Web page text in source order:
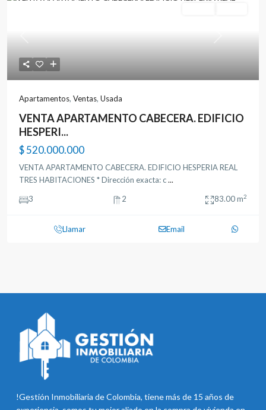
Previous Next
Apartamentos, Ventas, Usada
VENTA APARTAMENTO CABECERA. EDIFICIO
HESPERI...
$ 520.000.000
VENTA APARTAMENTO CABECERA. EDIFICIO HESPERIA REAL
TRES HABITACIONES * Dirección exacta: c...
3
2 83.00 m2
Llamar Email
!Gestión Inmobiliaria de Colombia, tiene más de 15 años de